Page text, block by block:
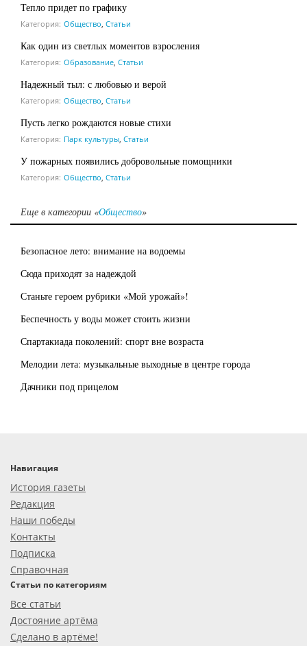
Тепло придет по графику
Категория: Общество, Статьи
Как один из светлых моментов взросления
Категория: Образование, Статьи
Надежный тыл: с любовью и верой
Категория: Общество, Статьи
Пусть легко рождаются новые стихи
Категория: Парк культуры, Статьи
У пожарных появились добровольные помощники
Категория: Общество, Статьи
Еще в категории «Общество»
Безопасное лето: внимание на водоемы
Сюда приходят за надеждой
Станьте героем рубрики «Мой урожай»!
Беспечность у воды может стоить жизни
Спартакиада поколений: спорт вне возраста
Мелодии лета: музыкальные выходные в центре города
Дачники под прицелом
Навигация
История газеты
Редакция
Наши победы
Контакты
Подписка
Справочная
Статьи по категориям
Все статьи
Достояние артёма
Сделано в артёме!